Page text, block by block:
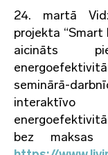
24. martā
projekta “Smart
aicināts
seminārā-
bez maksas